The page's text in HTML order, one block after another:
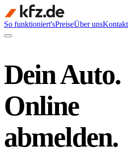
So funktioniert'sPreiseÜber unsKontakt
Dein Auto.
Online
abmelden.